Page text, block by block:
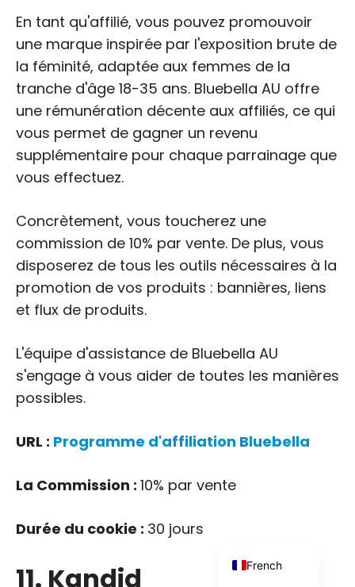
En tant qu'affilié, vous pouvez promouvoir
une marque inspirée par l'exposition brute de
la féminité, adaptée aux femmes de la
tranche d'âge 18-35 ans. Bluebella AU offre
une rémunération décente aux affiliés, ce qui
vous permet de gagner un revenu
supplémentaire pour chaque parrainage que
vous effectuez.
Concrètement, vous toucherez une
commission de 10% par vente. De plus, vous
disposerez de tous les outils nécessaires à la
promotion de vos produits : bannières, liens
et flux de produits.
L'équipe d'assistance de Bluebella AU
s'engage à vous aider de toutes les manières
possibles.
URL : Programme d'affiliation Bluebella
La Commission : 10% par vente
Durée du cookie : 30 jours
11. Kandid French
Portuguese
Russian
Japanese